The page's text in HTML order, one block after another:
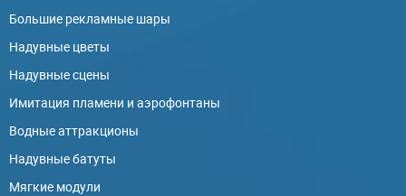
Большие рекламные шары
Надувные цветы
Надувные сцены
Имитация пламени и аэрофонтаны
Водные аттракционы
Надувные батуты
Мягкие модули